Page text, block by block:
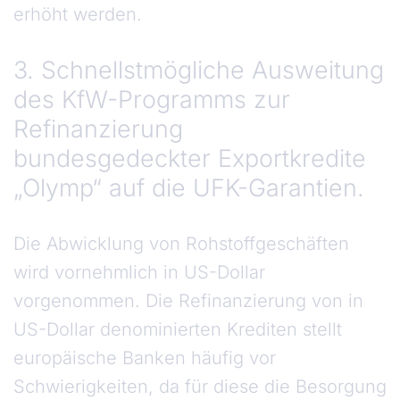
erhöht werden.
3. Schnellstmögliche Ausweitung
des KfW-Programms zur
Refinanzierung
bundesgedeckter Exportkredite
„Olymp“ auf die UFK-Garantien.
Die Abwicklung von Rohstoffgeschäften
wird vornehmlich in US-Dollar
vorgenommen. Die Refinanzierung von in
US-Dollar denominierten Krediten stellt
europäische Banken häufig vor
Schwierigkeiten, da für diese die Besorgung